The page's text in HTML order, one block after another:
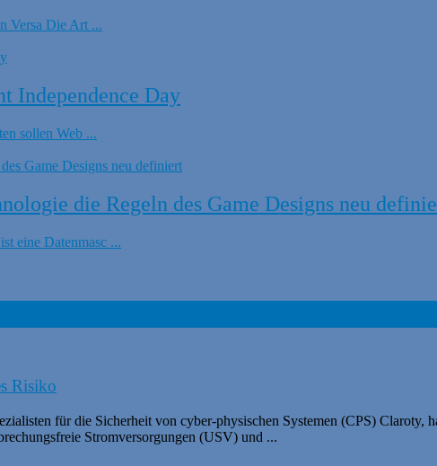
Versa Die Art ...
Independence Day
sollen Web ...
die Regeln des Game Designs neu
eine Datenmasc ...
Risiko
für die Sicherheit von cyber-physischen Systemen (CPS) Claroty,
Stromversorgungen (USV) und ...